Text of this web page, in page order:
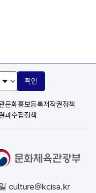
문화홍보등록저작권정책
과수집정책
확인
culture@kcisa.kr